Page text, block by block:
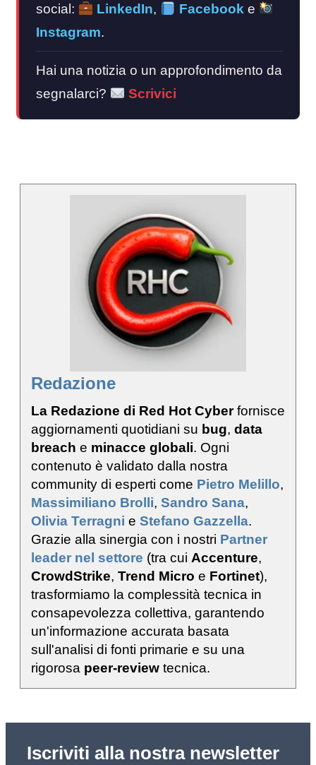
social:
LinkedIn, Facebook e
Instagram.
Hai una notizia o un approfondimento da
segnalarci?
Scrivici
Redazione
La Redazione di Red Hot Cyberfornisce
aggiornamenti quotidiani su bug, data
breach e minacce globali. Ogni
contenuto è validato dalla nostra
community di esperti come Pietro Melillo,
Massimiliano Brolli, Sandro Sana,
Olivia Terragni e Stefano Gazzella.
Grazie alla sinergia con i nostri Partner
leader nel settore (tra cui Accenture,
CrowdStrike, Trend Micro e Fortinet),
trasformiamo la complessità tecnica in
consapevolezza collettiva, garantendo
un'informazione accurata basata
sull'analisi di fonti primarie e su una
rigorosa peer-review tecnica.
Iscriviti alla nostra newsletter